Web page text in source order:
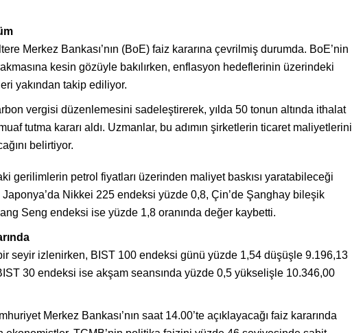
Merkez Bankası’nın (BoE) faiz kararına çevrilmiş durumda. BoE’nin
kesin gözüyle bakılırken, enflasyon hedeflerinin üzerindeki
yakından takip ediliyor.
vergisi düzenlemesini sadeleştirerek, yılda 50 tonun altında ithalat
tutma kararı aldı. Uzmanlar, bu adımın şirketlerin ticaret maliyetlerini
belirtiyor.
gerilimlerin petrol fiyatları üzerinden maliyet baskısı yaratabileceği
Nikkei 225 endeksi yüzde 0,8, Çin’de Şanghay bileşik
Seng endeksi ise yüzde 1,8 oranında değer kaybetti.
bir seyir izlenirken, BIST 100 endeksi günü yüzde 1,54 düşüşle 9.196,13
30 endeksi ise akşam seansında yüzde 0,5 yükselişle 10.346,00
Merkez Bankası’nın saat 14.00’te açıklayacağı faiz kararında